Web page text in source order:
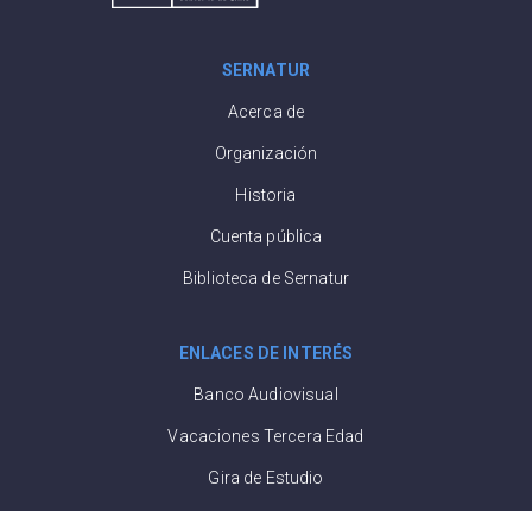
SERNATUR
Acerca de
Organización
Historia
Cuenta pública
Biblioteca de Sernatur
ENLACES DE INTERÉS
Banco Audiovisual
Vacaciones Tercera Edad
Gira de Estudio